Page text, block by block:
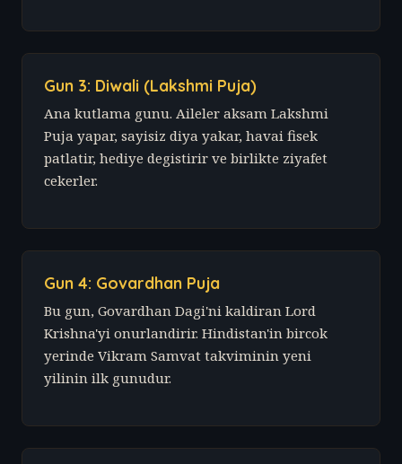
Gun 3: Diwali (Lakshmi Puja)
Ana kutlama gunu. Aileler aksam Lakshmi
Puja yapar, sayisiz diya yakar, havai fisek
patlatir, hediye degistirir ve birlikte ziyafet
cekerler.
Gun 4: Govardhan Puja
Bu gun, Govardhan Dagi'ni kaldiran Lord
Krishna'yi onurlandirir. Hindistan'in bircok
yerinde Vikram Samvat takviminin yeni
yilinin ilk gunudur.